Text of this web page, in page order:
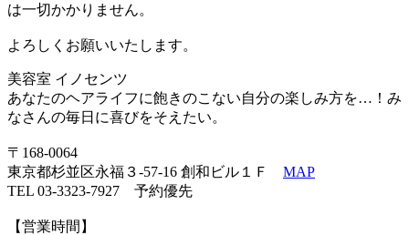
は一切かかりません。
よろしくお願いいたします。
美容室 イノセンツ
あなたのヘアライフに飽きのこない自分の楽しみ方を…！み
なさんの毎日に喜びをそえたい。
〒168-0064
東京都杉並区永福３-57-16 創和ビル１Ｆ MAP
TEL 03-3323-7927 予約優先
【営業時間】